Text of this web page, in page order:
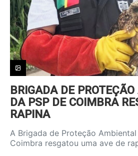
BRIGADA DE
DA PSP DE COIMBRA
RAPINA
A Brigada de Proteção Ambiental
Coimbra resgatou uma ave de